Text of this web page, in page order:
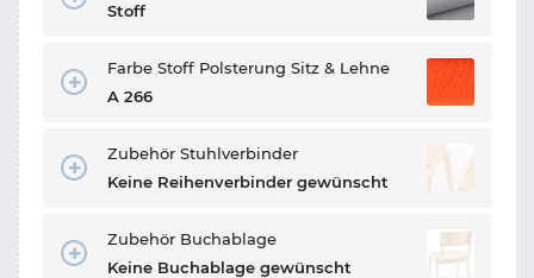
Stoff
Farbe Stoff Polsterung Sitz & Lehne
A 266
Zubehör Stuhlverbinder
Keine Reihenverbinder gewünscht
Zubehör Buchablage
Keine Buchablage gewünscht